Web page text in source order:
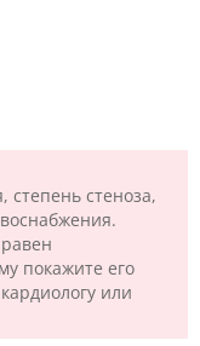
степень стеноза,
покажите его
или